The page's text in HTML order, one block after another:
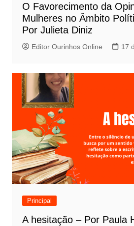
O Favorecimento da
Mulheres no Âmbito
Por Julieta Diniz
Editor Ourinhos Online 17
Principal
A hesitação – Por Paula